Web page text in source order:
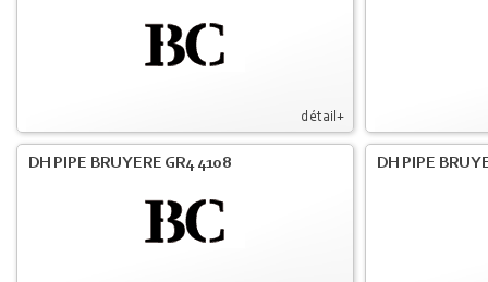
détail+
DH PIPE BRUYERE GR4 4108 DH PIPE